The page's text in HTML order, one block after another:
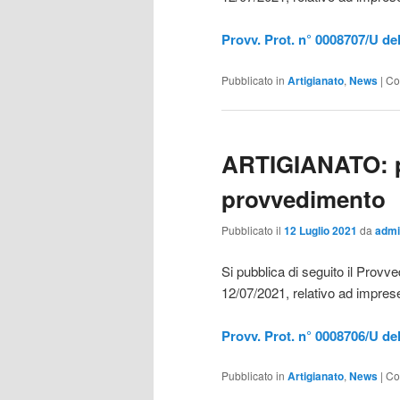
Provv. Prot. n° 0008707/U
Pubblicato in Artigianato, News |
provvedimento
Pubblicato il 12 Luglio 2021 da
Si pubblica di seguito il
12/07/2021, relativo ad
Provv. Prot. n° 0008706/U
Pubblicato in Artigianato,News |